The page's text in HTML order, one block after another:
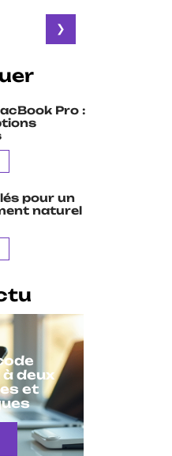
Pro :
pour un
naturel
deux
et